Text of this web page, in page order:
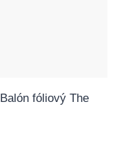
Balón fóliový The